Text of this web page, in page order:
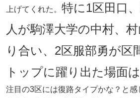
上げてくれた。 特に1区田口
人が駒澤大学の中村、
り合い、2区服部勇が区
トップに躍り出た場面
注目の3区には復路タイプかな？と感